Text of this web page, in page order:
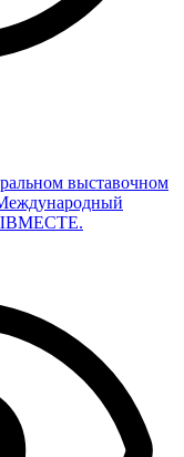
выставочном